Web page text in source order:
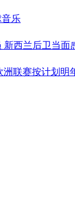
音乐
西兰后卫当面
联赛按计划明